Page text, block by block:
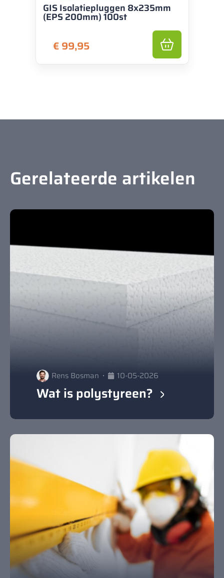
GIS Isolatiepluggen 8x235mm
(EPS 200mm) 100st
€99,95
Gerelateerde artikelen
Rens Bosman 10-05-2026
Wat is polystyreen?